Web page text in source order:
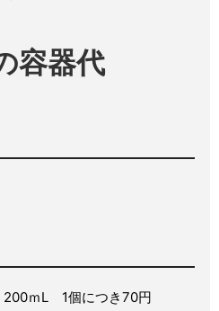
容器代
200ｍL 1個につき70円